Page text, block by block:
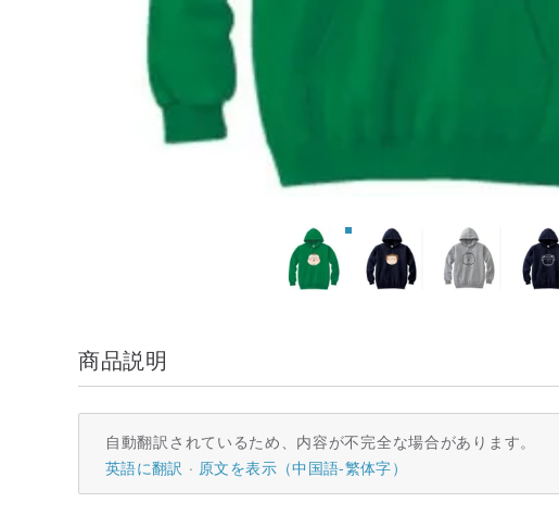
商品説明
自動翻訳されているため、内容が不完全な場合があります。
英語に翻訳
原文を表示（中国語-繁体字）